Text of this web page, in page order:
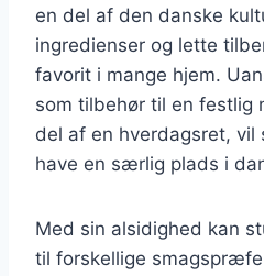
en del af den danske
ingredienser og lette
favorit i mange hjem.
som tilbehør til en festlig
del af en hverdagsret, vil
have en særlig plads i
Med sin alsidighed kan
til forskellige